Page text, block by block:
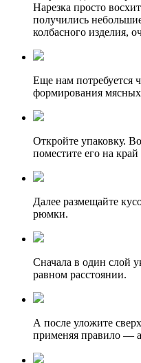
Нарезка просто
получились
колбасного изделия,
Еще нам потребуется
формирования мясных
Откройте упаковку.
поместите его на
Далее размещайте
рюмки.
Сначала в один слой
равном расстоянии.
А после уложите
применяя правило —